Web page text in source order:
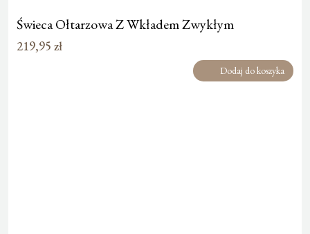
Świeca Ołtarzowa Z Wkładem Zwykłym
219,95 zł
Dodaj do koszyka